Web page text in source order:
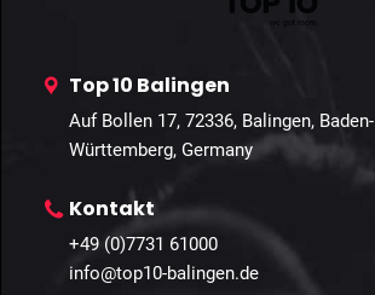
Top 10 Balingen
Auf Bollen 17, 72336, Balingen, Baden-
Württemberg, Germany
Kontakt
+49 (0)7731 61000
info@top10-balingen.de